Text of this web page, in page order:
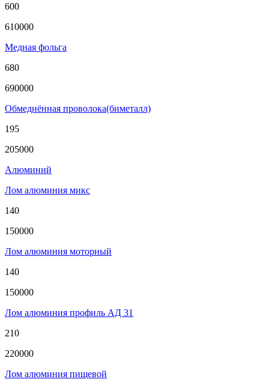
600
610000
Медная фольга
680
690000
Обмеднённая проволока(биметалл)
195
205000
Алюминий
Лом алюминия микс
140
150000
Лом алюминия моторный
140
150000
Лом алюминия профиль АД 31
210
220000
Лом алюминия пищевой